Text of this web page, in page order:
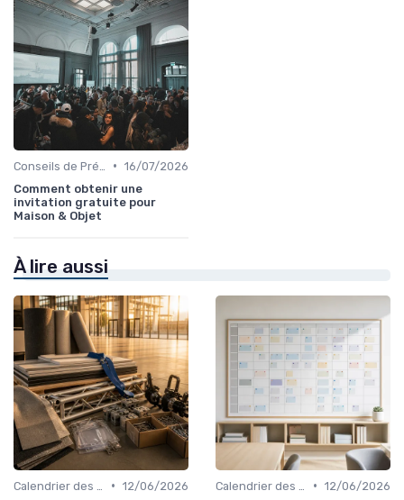
• 16/07/2026
Comment obtenir une
invitation gratuite pour
Maison & Objet
À lire aussi
• 12/06/2026
• 12/06/2026